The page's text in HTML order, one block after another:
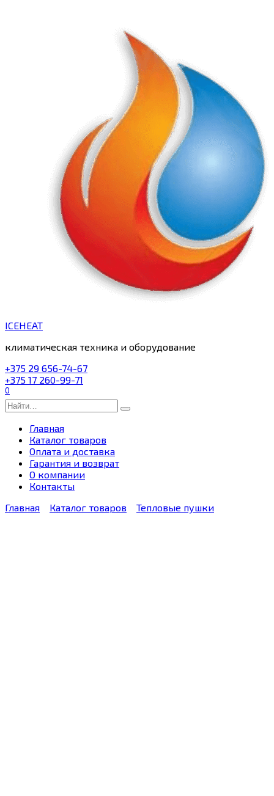
ICEHEAT
климатическая техника и оборудование
+375 29 656-74-67
+375 17 260-99-71
0
Search
for:
Главная
Каталог товаров
Оплата и доставка
Гарантия и возврат
О компании
Контакты
Главная
Каталог товаров Тепловые пушки